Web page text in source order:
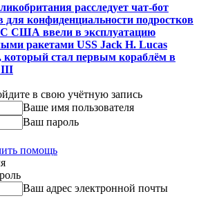
расследует чат-бот
для конфиденциальности подростков
США ввели в эксплуатацию
ракетами USS Jack H. Lucas
который стал первым кораблём в
III
в свою учётную запись
Ваше имя пользователя
Ваш пароль
помощь
Ваш адрес электронной почты